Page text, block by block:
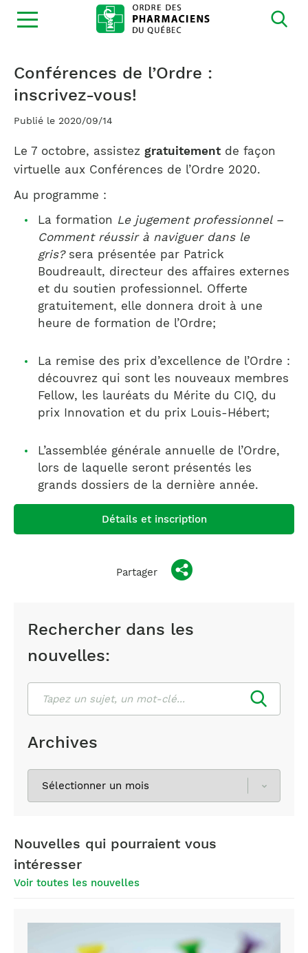
Ouvrir
la
Rechercher dans les
nouvelles:
Archives
Conférences de l’Ordre :
inscrivez-vous!
Publié le 2020/09/14
Le 7 octobre, assistez gratuitement de façon
virtuelle aux Conférences de l’Ordre 2020.
Au programme :
La formation Le jugement professionnel –
Comment réussir à naviguer dans le
gris?sera présentée par Patrick
Boudreault, directeur des affaires externes
et du soutien professionnel. Offerte
gratuitement, elle donnera droit à une
heure de formation de l’Ordre;
La remise des prix d’excellence de l’Ordre :
découvrez qui sont les nouveaux membres
Fellow, les lauréats du Mérite du CIQ, du
prix Innovation et du prix Louis-Hébert;
L’assemblée générale annuelle de l’Ordre,
lors de laquelle seront présentés les
grands dossiers de la dernière année.
Détails et inscription
Partager
Nouvelles qui pourraient vous
intéresser
Voir toutes les nouvelles